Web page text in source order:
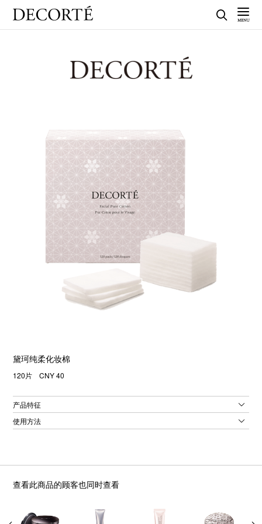
黛珂纯柔化妆棉
120片 CNY 40
产品特征
使用方法
查看此商品的顾客也同时查看